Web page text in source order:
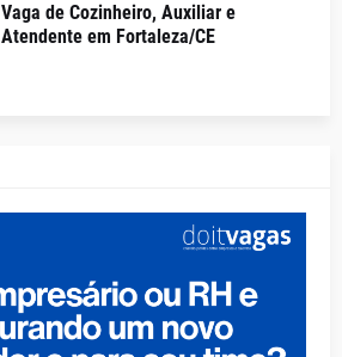
Vaga de Cozinheiro, Auxiliar e
Atendente em Fortaleza/CE